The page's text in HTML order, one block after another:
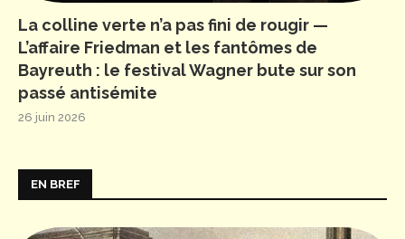
La colline verte n’a pas fini de rougir —
L’affaire Friedman et les fantômes de
Bayreuth : le festival Wagner bute sur son
passé antisémite
26 juin 2026
EN BREF